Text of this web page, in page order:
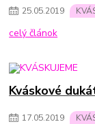
25.05.2019
celý článok
Kváskové
17.05.2019